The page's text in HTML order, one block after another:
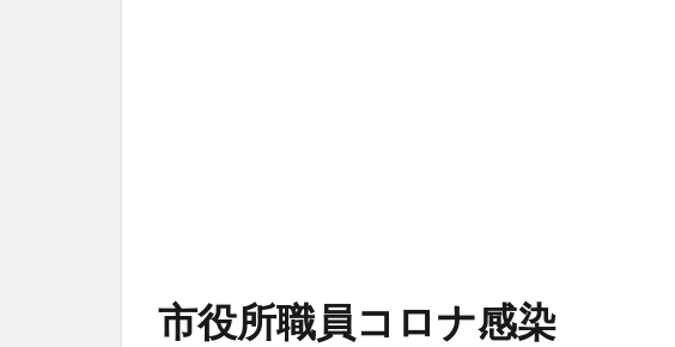
市役所職員コロナ感染